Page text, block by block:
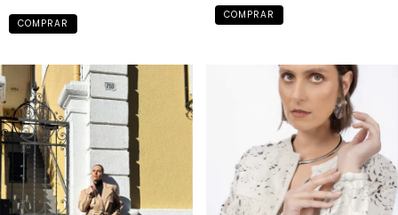
COMPRAR
COMPRAR